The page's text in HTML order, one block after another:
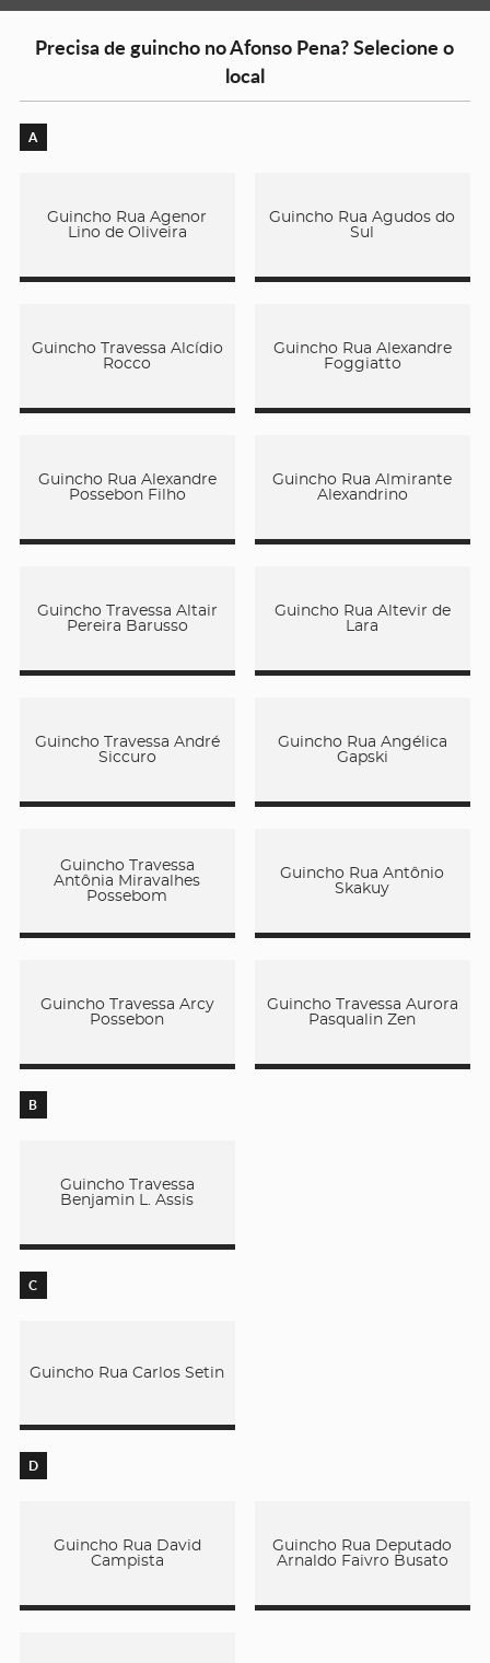
Precisa de guincho no Afonso Pena? Selecione o
local
A
Guincho Rua Agenor
Lino de Oliveira
Guincho Rua Agudos do
Sul
Guincho Travessa Alcídio
Rocco
Guincho Rua Alexandre
Foggiatto
Guincho Rua Alexandre
Possebon Filho
Guincho Rua Almirante
Alexandrino
Guincho Travessa Altair
Pereira Barusso
Guincho Rua Altevir de
Lara
Guincho Travessa André
Siccuro
Guincho Rua Angélica
Gapski
Guincho Travessa
Antônia Miravalhes
Possebom
Guincho Rua Antônio
Skakuy
Guincho Travessa Arcy
Possebon
Guincho Travessa Aurora
Pasqualin Zen
B
Guincho Travessa
Benjamin L. Assis
C
Guincho Rua Carlos Setin
D
Guincho Rua David
Campista
Guincho Rua Deputado
Arnaldo Faivro Busato